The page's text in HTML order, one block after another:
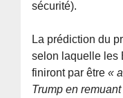
sécurité).
La prédiction du
selon laquelle les
finiront par être«
Trump en